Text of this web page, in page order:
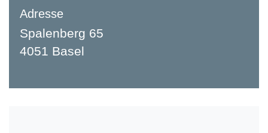
Adresse
Spalenberg 65
4051 Basel